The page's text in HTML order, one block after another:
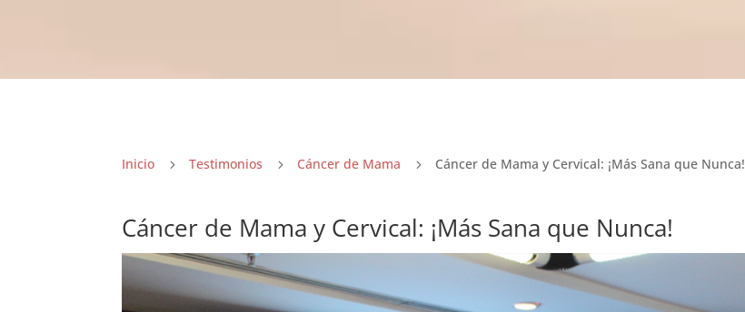
Inicio 5 Testimonios 5 Cáncer de Mama 5 Cáncer de Mama y Cervical: ¡Más Sana que Nunca!
Cáncer de Mama y Cervical: ¡Más Sana que Nunca!